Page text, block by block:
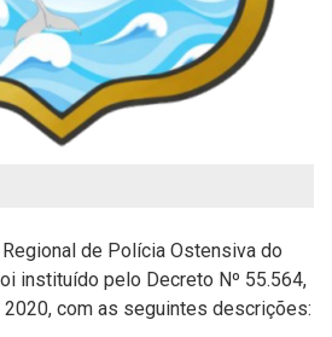
de Polícia Ostensiva do
instituído pelo Decreto Nº 55.564,
com as seguintes descrições: